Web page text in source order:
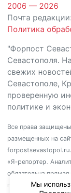
2006 — 2026
Почта редакции:
Политика
"Форпост
Севастополя.
свежих
Севастополе,
проверенную
политике и
Все права
размещенных на
«Я-репортер.
обязательна
гиперссылка.
Мы